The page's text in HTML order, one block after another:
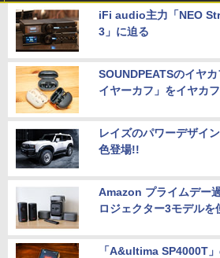
iFi audio主力「NEO
3」に迫る
SOUNDPEATSのイヤ
イヤーカフ」をイヤカ
レイズのパワーデザイ
色登場!!
Amazon プライムデー
ロジェクター3モデルを
「A&ultima SP4000T